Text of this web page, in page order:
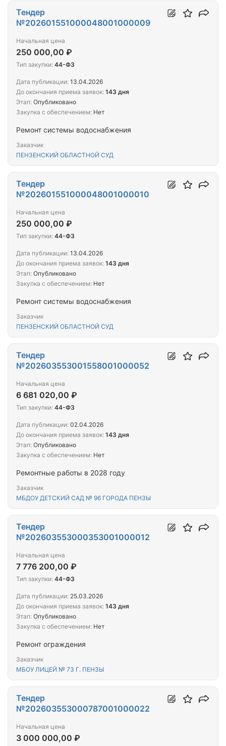
Ремонт системы водоснабжения
Заказчик
ПЕНЗЕНСКИЙ ОБЛАСТНОЙ СУД
Тендер
№202601551000048001000009
Начальная цена
250 000,00 ₽
Тип закупки: 44-ФЗ
Дата публикации: 13.04.2026
До окончания приема заявок: 143 дня
Этап: Опубликовано
Закупка с обеспечением: Нет
Ремонт системы водоснабжения
Заказчик
ПЕНЗЕНСКИЙ ОБЛАСТНОЙ СУД
Тендер
№202601551000048001000010
Начальная цена
250 000,00 ₽
Тип закупки: 44-ФЗ
Дата публикации: 13.04.2026
До окончания приема заявок: 143 дня
Этап: Опубликовано
Закупка с обеспечением: Нет
Ремонтные работы в 2028 году
Заказчик
МБДОУ ДЕТСКИЙ САД № 96 ГОРОДА ПЕНЗЫ
Тендер
№202603553001558001000052
Начальная цена
6 681 020,00 ₽
Тип закупки: 44-ФЗ
Дата публикации: 02.04.2026
До окончания приема заявок: 143 дня
Этап: Опубликовано
Закупка с обеспечением: Нет
Ремонт ограждения
Заказчик
МБОУ ЛИЦЕЙ № 73 Г. ПЕНЗЫ
Тендер
№202603553000353001000012
Начальная цена
7 776 200,00 ₽
Тип закупки: 44-ФЗ
Дата публикации: 25.03.2026
До окончания приема заявок: 143 дня
Этап: Опубликовано
Закупка с обеспечением: Нет
Тендер
№202603553000787001000022
Начальная цена
3 000 000,00 ₽